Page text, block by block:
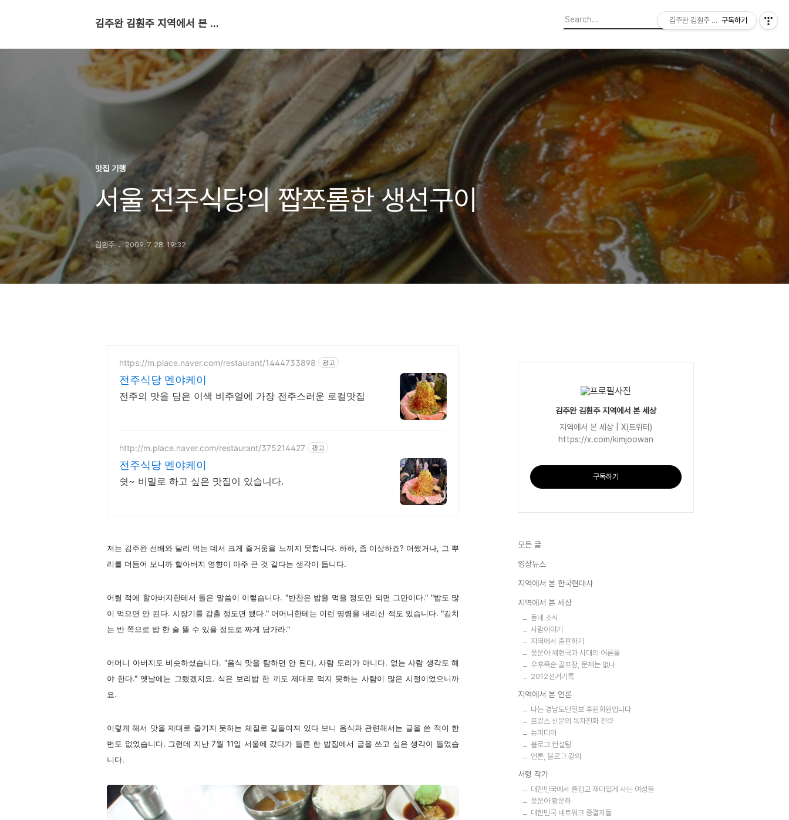
김주완 김훤주 지역에서 본 세상
맛집 기행
서울 전주식당의 짭쪼롬한 생선구이
김훤주 2009. 7. 28. 19:32
https://m.place.naver.com/restaurant/1444733898 광고
전주식당 멘야케이
전주의 맛을 담은 이색 비주얼에 가장 전주스러운 로컬맛집
http://m.place.naver.com/restaurant/375214427 광고
전주식당 멘야케이
쉿~ 비밀로 하고 싶은 맛집이 있습니다.
저는 김주완 선배와 달리 먹는 데서 크게 즐거움을 느끼지 못합니다. 하하, 좀 이상하죠? 어쨌거나, 그 뿌
리를 더듬어 보니까 할아버지 영향이 아주 큰 것 같다는 생각이 듭니다.
어릴 적에 할아버지한테서 들은 말씀이 이렇습니다. "반찬은 밥을 먹을 정도만 되면 그만이다." "밥도 많
이 먹으면 안 된다. 시장기를 감출 정도면 됐다." 어머니한테는 이런 명령을 내리신 적도 있습니다. "김치
는 반 쪽으로 밥 한 술 뜰 수 있을 정도로 짜게 담가라."
어머니 아버지도 비슷하셨습니다. "음식 맛을 탐하면 안 된다, 사람 도리가 아니다. 없는 사람 생각도 해
야 한다." 옛날에는 그랬겠지요. 식은 보리밥 한 끼도 제대로 먹지 못하는 사람이 많은 시절이었으니까
요.
이렇게 해서 맛을 제대로 즐기지 못하는 체질로 길들여져 있다 보니 음식과 관련해서는 글을 쓴 적이 한
번도 없었습니다. 그런데 지난 7월 11일 서울에 갔다가 들른 한 밥집에서 글을 쓰고 싶은 생각이 들었습
니다.
김주완 김훤주 지역에서 본 세상
지역에서 본 세상 | X(트위터)
https://x.com/kimjoowan
구독하기
모든 글
영상뉴스
지역에서 본 한국현대사
지역에서 본 세상
동네 소식
사람이야기
지역에서 출판하기
풍운아 채현국과 시대의 어른들
우후죽순 골프장, 문제는 없나
2012선거기록
지역에서 본 언론
나는 경남도민일보 후원회원입니다
프랑스 신문의 독자친화 전략
뉴미디어
블로그 컨설팅
언론, 블로그 강의
서형 작가
대한민국에서 즐겁고 재미있게 사는 여성들
풍운아 황운하
대한민국 네트워크 종결자들
김주완 김훤주 지역에서 본 세상
구독하기